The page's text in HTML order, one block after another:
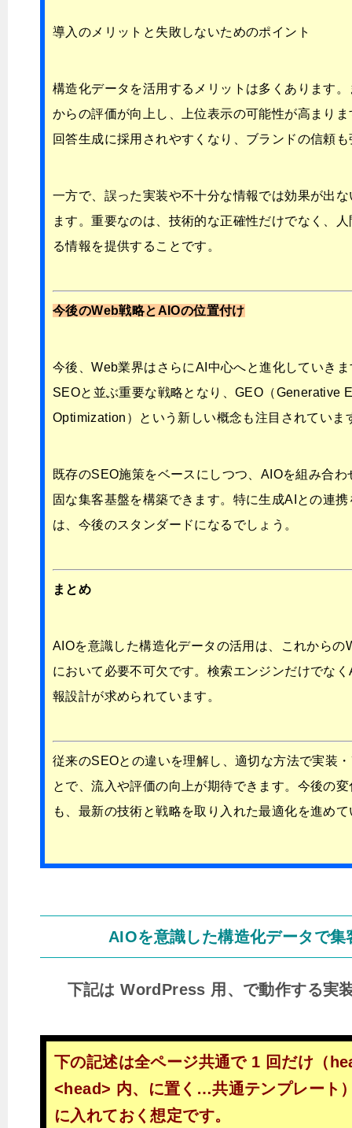
導入のメリットと失敗しないためのポイント
構造化データを活用するメリットは多くあります
からの評価が向上し、上位表示の可能性が高まり
回答生成に採用されやすくなり、ブランドの信頼
一方で、誤った実装や不十分な情報では効果が出
ます。重要なのは、技術的な正確性だけでなく、
る情報を提供することです。
今後のWeb戦略とAIOの位置付け
今後、Web業界はさらにAI中心へと進化していき
SEOと並ぶ重要な戦略となり、GEO（Generative
Optimization）という新しい概念も注目されていま
既存のSEO施策をベースにしつつ、AIOを組み合
固な集客基盤を構築できます。特に生成AIとの連
は、今後のスタンダードになるでしょう。
まとめ
AIOを意識した構造化データの活用は、これからの
において必要不可欠です。検索エンジンだけでな
報設計が求められています。
従来のSEOとの違いを理解し、適切な方法で実装
とで、流入や評価の向上が期待できます。今後の
も、最新の技術と戦略を取り入れた最適化を進め
AIOを意識した構造化データで集
下記は WordPress 用、で動作する実
下の記述は全ページ共通で 1 回だけ（
<head> 内、に置く…共通テンプレート
に入れておく想定です。